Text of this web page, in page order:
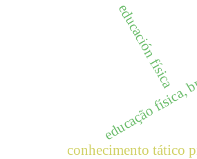
educación física
educação
conhecimento tático